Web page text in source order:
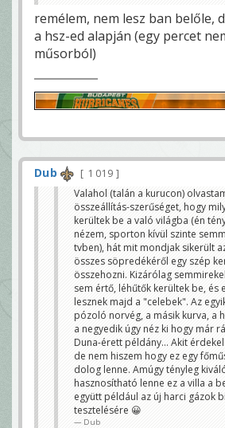
főműsoridőbe való dolog lenne.
kiválóan hasznosítható lenne ez a
lakókkal együtt például az új harci
biztonságos tesztelésére 😀
remélem, nem lesz ban belőle,
a hsz-ed alapján (egy percet
műsorból)
Dub
1 019
Valahol (talán a kurucon)
összeállítás-szerűséget, hogy
kerültek be a való világba (én
nézem, sporton kívül szinte
tvben), hát mit mondjak sikerült
összes söpredékéről egy szép
összehozni. Kizárólag
sem értő, léhűtők kerültek be, és
lesznek majd a "celebek". Az
pózoló norvég, a másik kurva, a
a negyedik úgy néz ki hogy már
Duna-érett példány... Akit
de nem hiszem hogy ez egy
dolog lenne. Amúgy tényleg
hasznosítható lenne ez a villa a
együtt például az új harci gázok
tesztelésére 😀
Dub